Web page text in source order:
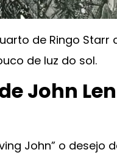
de Ringo Starr
de luz do sol.
John
John” o desejo